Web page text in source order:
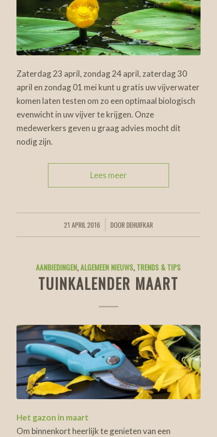
Zaterdag 23 april, zondag 24 april, zaterdag 30
april en zondag 01 mei kunt u gratis uw vijverwater
komen laten testen om zo een optimaal biologisch
evenwicht in uw vijver te krijgen. Onze
medewerkers geven u graag advies mocht dit
nodig zijn.
Lees meer
21 APRIL 2016
/ DOORDEHUIFKAR
AANBIEDINGEN,ALGEMEEN NIEUWS,TRENDS & TIPS
TUINKALENDER MAART
Het gazon in maart
Om binnenkort heerlijk te genieten van een